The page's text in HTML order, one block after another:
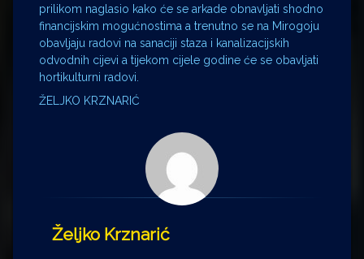
prilikom naglasio kako će se arkade obnavljati shodno
financijskim mogućnostima a trenutno se na Mirogoju
obavljaju radovi na sanaciji staza i kanalizacijskih
odvodnih cijevi a tijekom cijele godine će se obavljati
hortikulturni radovi.
ŽELJKO KRZNARIĆ
Željko Krznarić